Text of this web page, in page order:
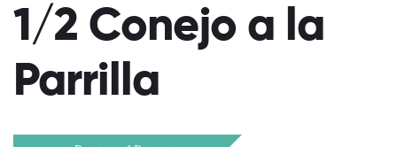
1/2 Conejo a la
Parrilla